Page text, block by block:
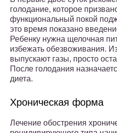
голодание, которое
функциональный покой
это время показано
Ребенку нужна щелочная
избежать обезвоживания.
выпускают газы, просто
После голодания
диета.
Хроническая форма
Лечение обострения